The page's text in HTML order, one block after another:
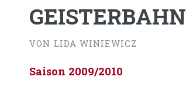
GEISTERBAHN
VON LIDA WINIEWICZ
Saison 2009/2010